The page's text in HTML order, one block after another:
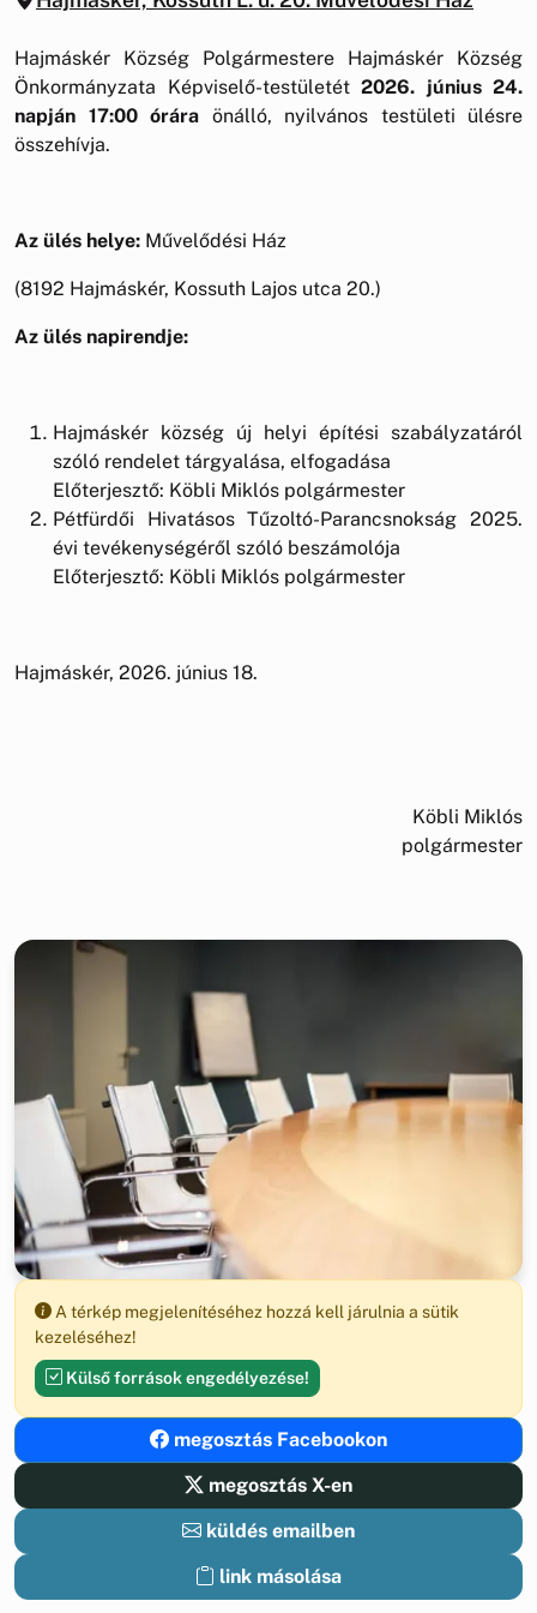
Hajmáskér Község Polgármestere Hajmáskér Község
Önkormányzata Képviselő-testületét 2026. június 24.
napján 17:00 órára önálló, nyilvános testületi ülésre
összehívja.
Az ülés helye: Művelődési Ház
(8192 Hajmáskér, Kossuth Lajos utca 20.)
Az ülés napirendje:
Hajmáskér község új helyi építési szabályzatáról
szóló rendelet tárgyalása, elfogadása
Előterjesztő: Köbli Miklós polgármester
Pétfürdői Hivatásos Tűzoltó-Parancsnokság 2025.
évi tevékenységéről szóló beszámolója
Előterjesztő: Köbli Miklós polgármester
Hajmáskér, 2026. június 18.
Köbli Miklós
polgármester
A térkép megjelenítéséhez hozzá kell járulnia a sütik
kezeléséhez!
Külső források engedélyezése!
megosztás Facebookon
megosztás X-en
küldés emailben
link másolása